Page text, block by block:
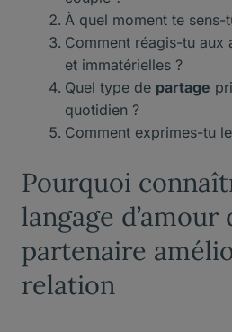
À quel moment te sens-
Comment réagis-tu aux
et immatérielles ?
Quel type de partage
quotidien ?
Comment exprimes-tu
Pourquoi
langage d’amour
partenaire
relation